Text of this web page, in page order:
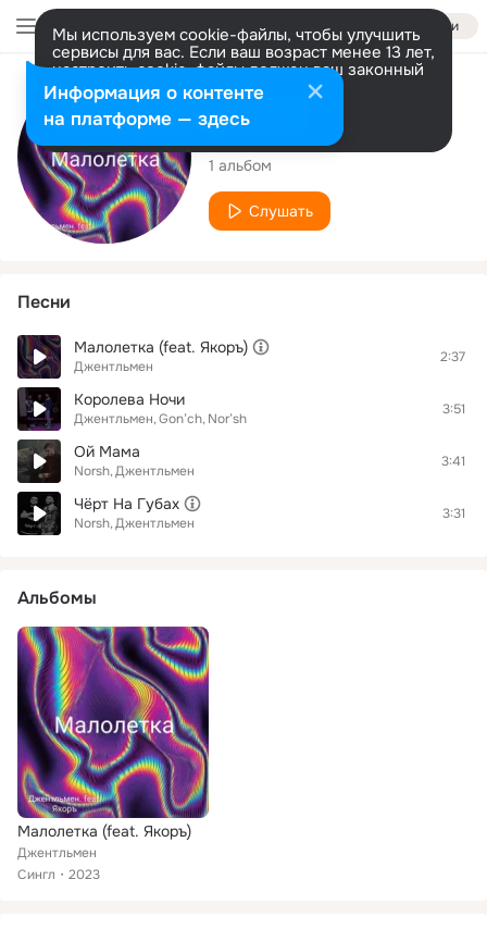
Войти
Мы используем cookie-файлы, чтобы улучшить
сервисы для вас. Если ваш возраст менее 13 лет,
настроить cookie-файлы должен ваш законный
представитель. Больше информации
Разрешить все Настроить
Исполнитель
Джентльмен
1 альбом
Слушать
Песни
Малолетка (feat. Якоръ)
Джентльмен
2:37
Королева Ночи
Джентльмен Gon’ch Nor’sh
3:51
Ой Мама
Norsh Джентльмен
3:41
Чёрт На Губах
Norsh Джентльмен
3:31
Альбомы
Малолетка (feat. Якоръ)
Джентльмен
Сингл
2023
Информация о контенте
на платформе — здесь